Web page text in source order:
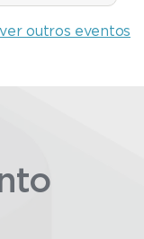
outros eventos